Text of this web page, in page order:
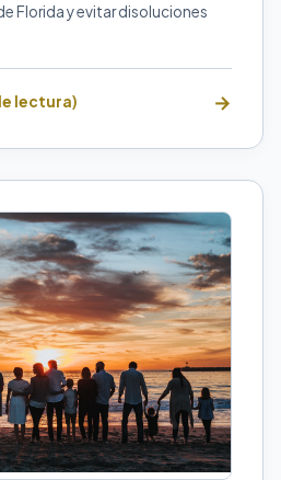
Florida y evitar disoluciones
lectura)